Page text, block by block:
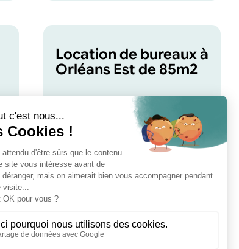
Location de bureaux à
Orléans Est de 85m2
Location de bureaux à Orléans
Est de 85m2. Bien immobilier
d’entreprise à louer dans
l&rsqu ...